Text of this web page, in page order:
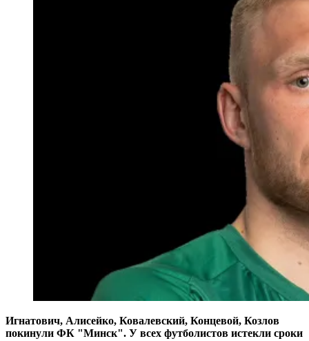
Игнатович, Алисейко, Ковалевский, Концевой, Козлов
покинули ФК "Минск". У всех футболистов истекли сроки